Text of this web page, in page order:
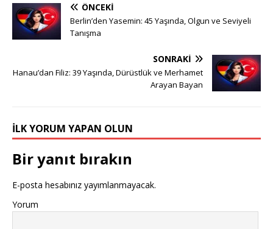
Meltem (40) - Nürnberg:
mesajlarını bekliyorum.
Yeni başlangıçlar için buradayım.
yazabilir.
Sibel (36) - Bielefeld:Samimi ve dürüst bir hayat
arkadaşı.
ciddi.
ÖNCEKI
Berlin’den Yasemin: 45 Yaşında, Olgun ve Seviyeli
Tanışma
SONRAKI
Hanau’dan Filiz: 39 Yaşında, Dürüstlük ve Merhamet
Arayan Bayan
İLK YORUM YAPAN OLUN
Bir yanıt bırakın
E-posta hesabınız yayımlanmayacak.
Yorum